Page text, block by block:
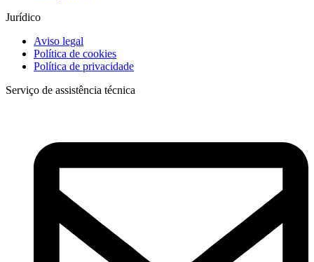
Jurídico
Aviso legal
Política de cookies
Política de privacidade
Serviço de assistência técnica